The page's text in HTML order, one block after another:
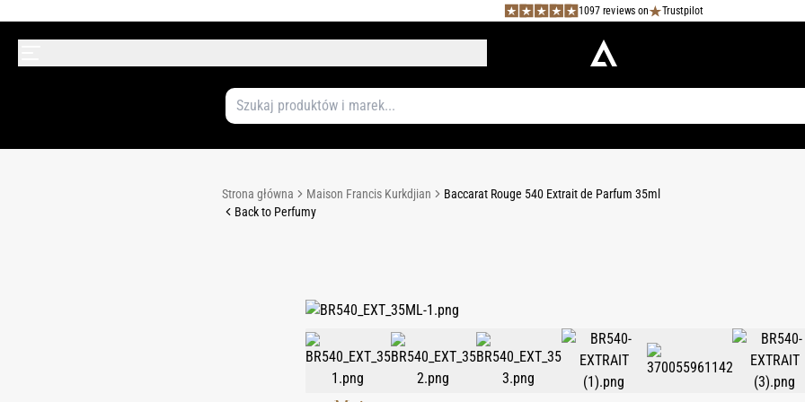
1097 reviews on Trustpilot
Strona główna Maison Francis Kurkdjian
Baccarat Rouge 540 Extrait de Parfum 35ml
Back to Perfumy